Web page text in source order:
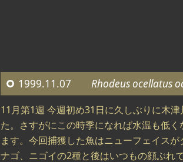
1999.11.07 Rhodeus ocellatus
11月第1週 今週初め31日に久しぶりに木津
た。さすがにこの時季になれば水温も低く
ます。今回捕獲した魚はニューフェイスが
ナゴ、ニゴイの2種と後はいつもの顔ぶれ